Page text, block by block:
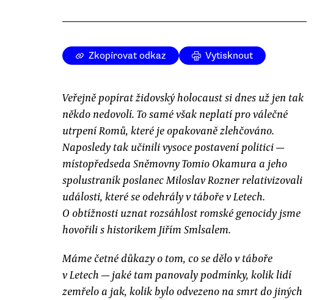
Zkopírovat odkaz Vytisknout
Veřejně popírat židovský holocaust si dnes už jen tak
někdo nedovolí. To samé však neplatí pro válečné
utrpení Romů, které je opakovaně zlehčováno.
Naposledy tak učinili vysoce postavení politici —
místopředseda Sněmovny Tomio Okamura a jeho
spolustraník poslanec Miloslav Rozner relativizovali
události, které se odehrály v táboře v Letech.
O obtížnosti uznat rozsáhlost romské genocidy jsme
hovořili s historikem Jiřím Smlsalem.
Máme četné důkazy o tom, co se dělo v táboře
v Letech — jaké tam panovaly podmínky, kolik lidí
zemřelo a jak, kolik bylo odvezeno na smrt do jiných